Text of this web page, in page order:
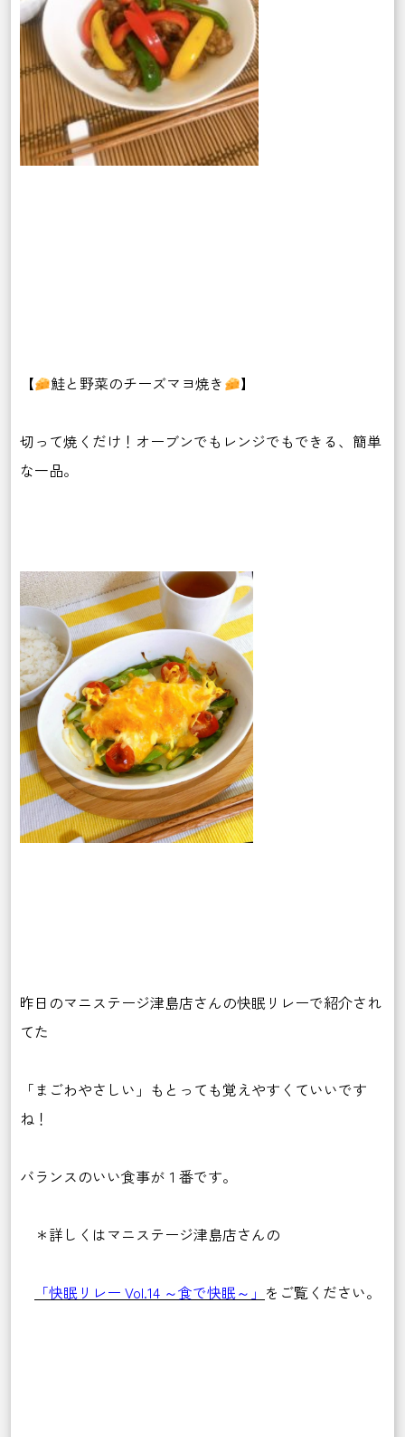
【 鮭と野菜のチーズマヨ焼き 】
切って焼くだけ！オーブンでもレンジでもできる、簡単
な一品。
昨日のマニステージ津島店さんの快眠リレーで紹介され
てた
「まごわやさしい」もとっても覚えやすくていいです
ね！
バランスのいい食事が１番です。
＊詳しくはマニステージ津島店さんの
「快眠リレー Vol.14 ～食で快眠～」 をご覧ください。